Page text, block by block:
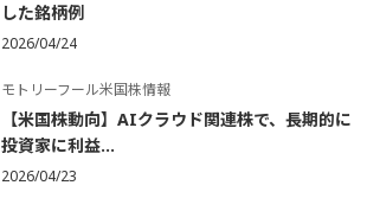
した銘柄例
2026/04/24
モトリーフール米国株情報
【米国株動向】AIクラウド関連株で、長期的に
投資家に利益...
2026/04/23